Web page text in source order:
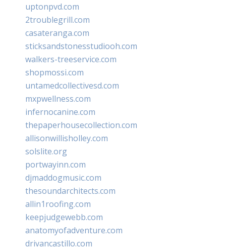
uptonpvd.com
2troublegrill.com
casateranga.com
sticksandstonesstudiooh.com
walkers-treeservice.com
shopmossi.com
untamedcollectivesd.com
mxpwellness.com
infernocanine.com
thepaperhousecollection.com
allisonwillisholley.com
solslite.org
portwayinn.com
djmaddogmusic.com
thesoundarchitects.com
allin1roofing.com
keepjudgewebb.com
anatomyofadventure.com
drivancastillo.com